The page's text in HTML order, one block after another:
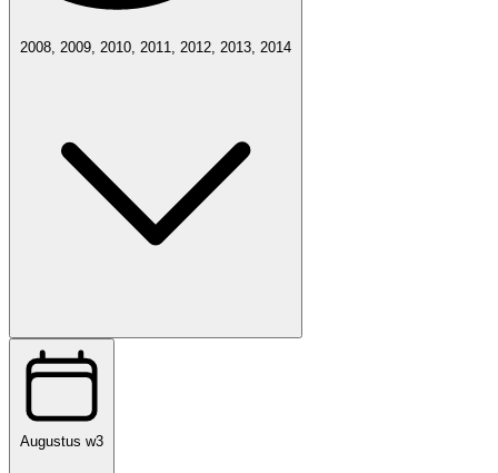
2008, 2009, 2010, 2011, 2012, 2013, 2014
Augustus w3